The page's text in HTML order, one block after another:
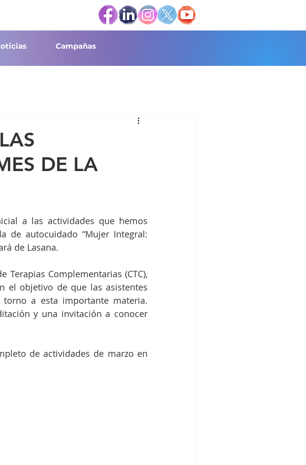
Campañas
DE LA
a las actividades que hemos
de autocuidado “Mujer Integral:
de Lasana.
Complementarias (CTC),
el objetivo de que las asistentes
a esta importante materia.
y una invitación a conocer
de actividades de marzo en